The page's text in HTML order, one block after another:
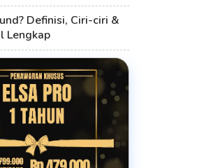
Definisi, Ciri-ciri &
Lengkap